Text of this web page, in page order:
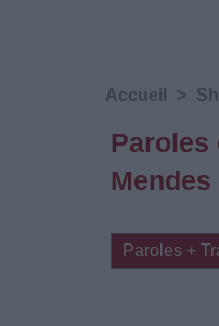
Accueil >
Paroles
Mendes
Paroles +